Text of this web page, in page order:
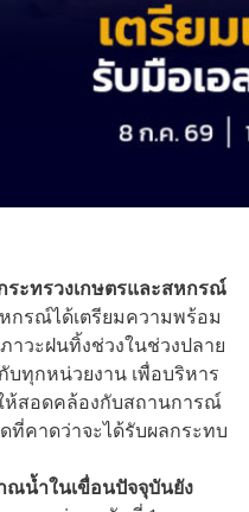
ะทรวงเกษตรและสหกรณ์
หกรณ์ได้เตรียมความพร้อม
วะฝนทิ้งช่วงในช่วงปลาย
ทุกหน่วยงาน เพื่อบริหาร
ห้สอดคล้องกับสถานการณ์
ที่คาดว่าจะได้รับผลกระทบ
ณน้ำในเขื่อนปัจจุบันยัง